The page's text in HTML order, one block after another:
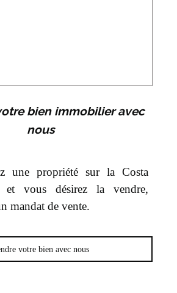
bien immobilier avec
nous
une propriété sur la Costa
et vous désirez la vendre,
mandat de vente.
votre bien avec nous